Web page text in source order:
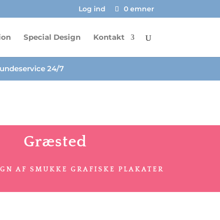
Log ind 0 emner
Special Design Kontakt
24/7
Græsted
AF SMUKKE GRAFISKE PLAKATER